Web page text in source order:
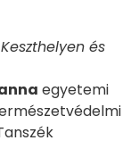
és
egyetemi